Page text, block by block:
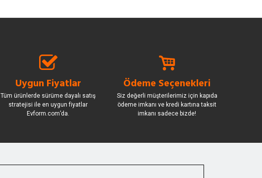
Uygun Fiyatlar
Tüm ürünlerde sürüme dayalı satış
stratejisi ile en uygun fiyatlar
Evform.com’da.
Ödeme Seçenekleri
Siz değerli müşterilerimiz için kapıda
ödeme imkanı ve kredi kartına taksit
imkanı sadece bizde!